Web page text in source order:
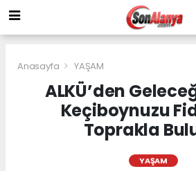
Anasayfa YAŞAM
ALKÜ’den
Keçiboynuzu
Toprakla
YAŞAM